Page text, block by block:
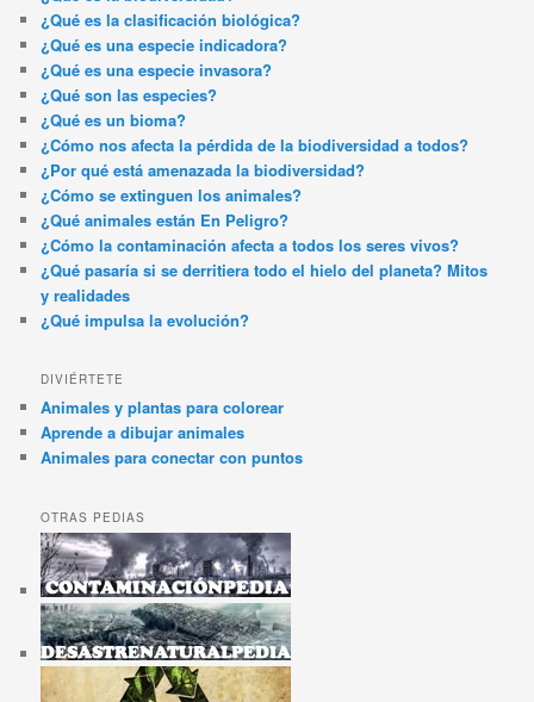
¿Qué es la clasificación biológica?
¿Qué es una especie indicadora?
¿Qué es una especie invasora?
¿Qué son las especies?
¿Qué es un bioma?
¿Cómo nos afecta la pérdida de la biodiversidad a todos?
¿Por qué está amenazada la biodiversidad?
¿Cómo se extinguen los animales?
¿Qué animales están En Peligro?
¿Cómo la contaminación afecta a todos los seres vivos?
¿Qué pasaría si se derritiera todo el hielo del planeta? Mitos
y realidades
¿Qué impulsa la evolución?
DIVIÉRTETE
Animales y plantas para colorear
Aprende a dibujar animales
Animales para conectar con puntos
OTRAS PEDIAS